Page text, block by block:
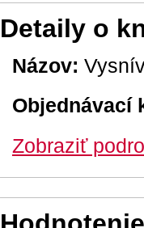
Detaily o
Názov:
Objednávací
Zobraziť